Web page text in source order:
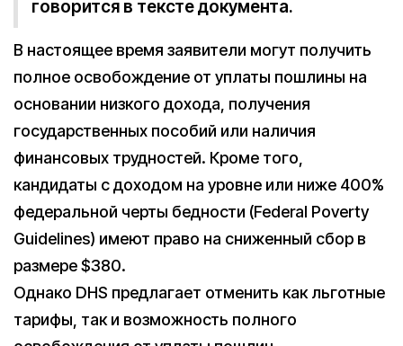
говорится в тексте документа.
В настоящее время заявители могут получить
полное освобождение от уплаты пошлины на
основании низкого дохода, получения
государственных пособий или наличия
финансовых трудностей. Кроме того,
кандидаты с доходом на уровне или ниже 400%
федеральной черты бедности (Federal Poverty
Guidelines) имеют право на сниженный сбор в
размере $380.
Однако DHS предлагает отменить как льготные
тарифы, так и возможность полного